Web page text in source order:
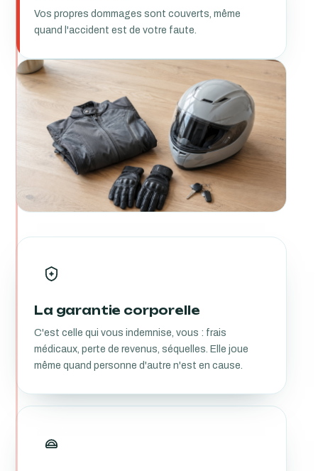
Vos propres dommages sont couverts, même
quand l'accident est de votre faute.
La garantie corporelle
C'est celle qui vous indemnise, vous : frais
médicaux, perte de revenus, séquelles. Elle joue
même quand personne d'autre n'est en cause.